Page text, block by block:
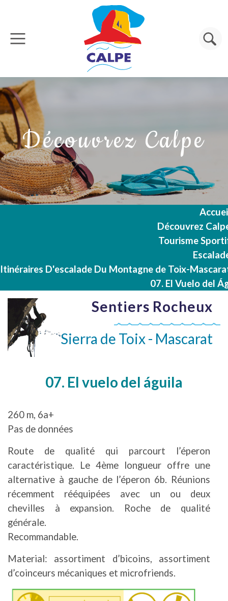
Aller au contenu principal
Rechercher
Découvrez Calpe
Sentiers Rocheux
Sierra de Toix - Mascarat
Découvrez
Tourisme
Itinéraires D'escalade Du Montagne de Toix-
07. El Vuelo del
07. El vuelo del águila
260 m, 6a+
Pas de données
Route de qualité qui parcourt l’éperon
caractéristique. Le 4ème longueur offre une
alternative à gauche de l’éperon 6b. Réunions
récemment rééquipées avec un ou deux
chevilles à expansion. Roche de qualité
générale.
Recommandable.
Material: assortiment d’bicoins, assortiment
d’coinceurs mécaniques et microfriends.
Image